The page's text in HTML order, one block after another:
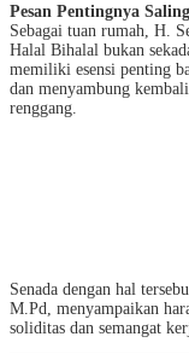
Pesan Pentingnya
Sebagai tuan rumah, H.
Halal Bihalal bukan
memiliki esensi penting
dan menyambung
renggang.
Senada dengan hal
M.Pd, menyampaikan
soliditas dan semangat